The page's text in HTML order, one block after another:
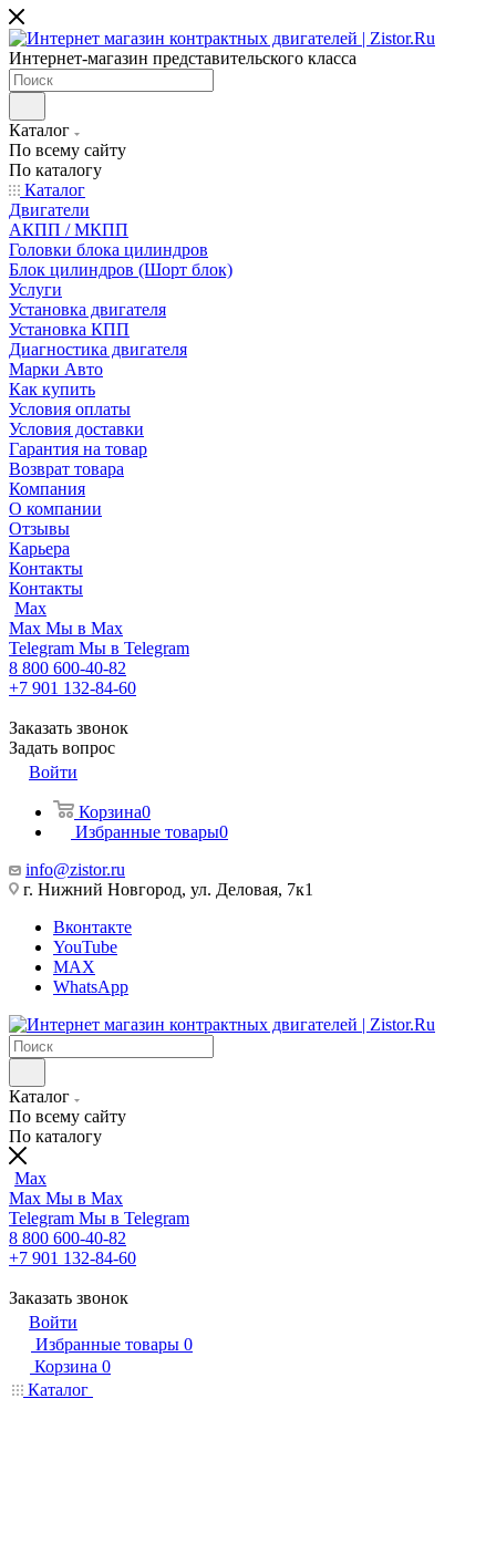
Интернет-магазин представительского класса
Каталог
По всему сайту
По каталогу
Каталог
Двигатели
АКПП / МКПП
Головки блока цилиндров
Блок цилиндров (Шорт блок)
Услуги
Установка двигателя
Установка КПП
Диагностика двигателя
Марки Авто
Как купить
Условия оплаты
Условия доставки
Гарантия на товар
Возврат товара
Компания
О компании
Отзывы
Карьера
Контакты
Контакты
Max
Max Мы в Max
Telegram Мы в Telegram
8 800 600-40-82
+7 901 132-84-60
Заказать звонок
Задать вопрос
Войти
Корзина0
Избранные товары0
info@zistor.ru
г. Нижний Новгород, ул. Деловая, 7к1
Вконтакте
YouTube
MAX
WhatsApp
Каталог
По всему сайту
По каталогу
Max
Max Мы в Max
Telegram Мы в Telegram
8 800 600-40-82
+7 901 132-84-60
Заказать звонок
Войти
Избранные товары 0
Корзина 0
Каталог